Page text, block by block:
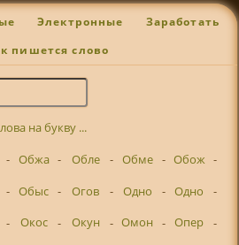
Электронные Заработать
пишется слово
на букву ...
- Обжа - Обле - Обме - Обож -
- Обыс - Огов - Одно - Одно
-
- Окос - Окун - Омон - Опер
-